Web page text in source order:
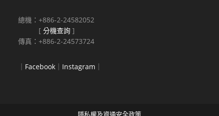
總機：+886-2-24582052
[分機查詢 ]
傳真：+886-2-24573724
Facebook Instagram